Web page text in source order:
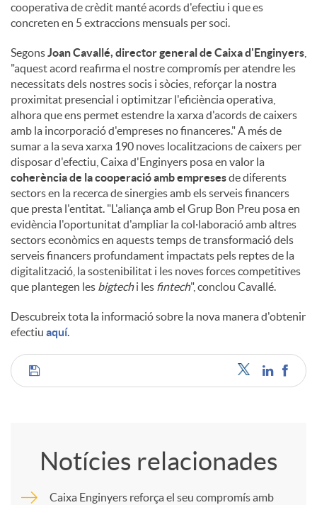
cooperativa de crèdit manté acords d'efectiu i que es
concreten en 5 extraccions mensuals per soci.
SegonsJoan Cavallé, director general de Caixa d'Enginyers
"aquest acord reafirma el nostre compromís per atendre les
necessitats dels nostres socis i sòcies, reforçar la nostra
proximitat presencial i optimitzar l'eficiència operativa,
alhora que ens permet estendre la xarxa d'acords de caixers
amb la incorporació d'empreses no financeres." A més de
sumar a la seva xarxa 190 noves localitzacions de caixers per
disposar d'efectiu, Caixa d'Enginyers posa en valor la
coherència de la cooperació amb empresesde diferents
sectors en la recerca de sinergies amb els serveis financers
que presta l'entitat. "L'aliança amb el Grup Bon Preu posa en
evidència l'oportunitat d'ampliar la col·laboració amb altres
sectors econòmics en aquests temps de transformació dels
serveis financers profundament impactats pels reptes de la
digitalització, la sostenibilitat i les noves forces competitives
que plantegen les bigtechi les fintech", conclou Cavallé.
Descubreix tota la informació sobre la nova manera d'obtenir
efectiu aquí.
C
m
Notícies relacionades
Caixa Enginyers reforça el seu compromís amb